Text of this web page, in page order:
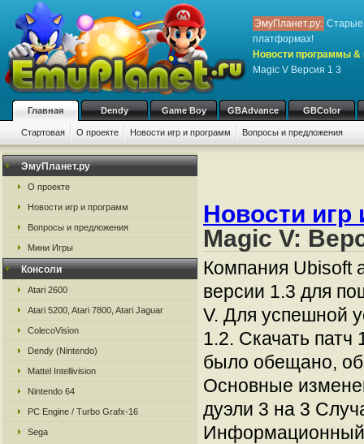
ЭмуПланет.ру: Старые
платформах!
Новости программы &
Magic V Версия 1 3
Главная Dendy Game Boy GBAdvance GBColor
Стартовая О проекте Новости игр и программ Вопросы и предложения
ЭмуПланет.ру
О проекте
Новости игр и программ
Вопросы и предложения
Мини Игры
Консоли
Atari 2600
Atari 5200, Atari 7800, Atari Jaguar
ColecoVision
Dendy (Nintendo)
Mattel Intellivision
Nintendo 64
PC Engine / Turbo Grafx-16
Sega
Новости игр
Magic V:
Компания Ubisoft
версии 1.3 для
V. Для успешной
1.2. Скачать
было обещано,
Основные
дуэли 3 на 3